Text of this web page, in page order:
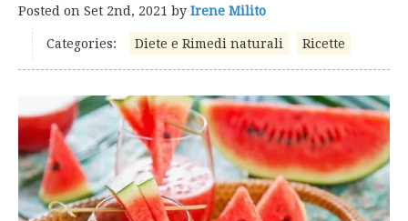
Posted on Set 2nd, 2021 by Irene Milito
Categories: Diete e Rimedi naturali Ricette